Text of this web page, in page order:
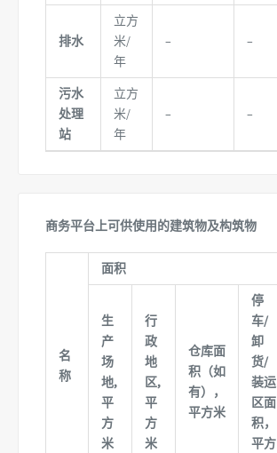
排水
立方
米/
年
– –
污水
处理
站
立方
米/
年
– –
商务平台上可供使用的建筑物及构筑物
名
称
面积
生
产
场
地,
平
方
米
行
政
地
区,
平
方
米
仓库面
积（如
有），
平方米
停
车/
卸
货/
装运
区面
积，
平方